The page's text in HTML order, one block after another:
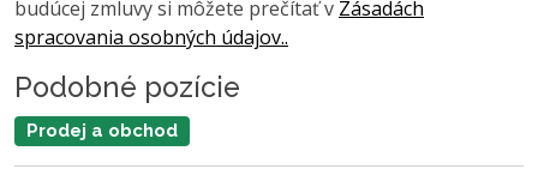
budúcej zmluvy si môžete prečítať v Zásadách
spracovania osobných údajov..
Podobné pozície
Prodej a obchod